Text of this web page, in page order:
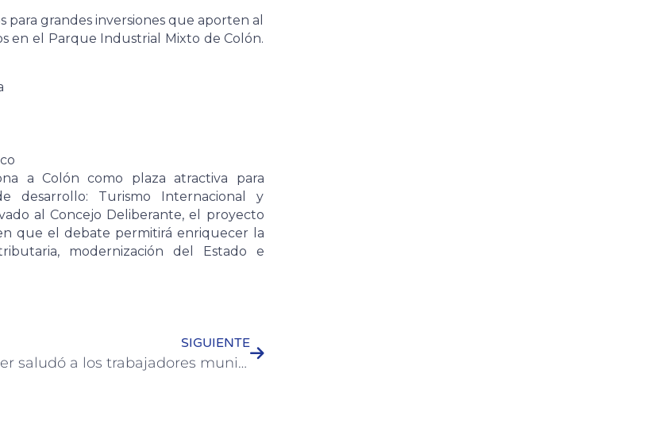
grandes inversiones que aporten al
en el Parque Industrial Mixto de Colón.
a Colón como plaza atractiva para
desarrollo: Turismo Internacional y
al Concejo Deliberante, el proyecto
que el debate permitirá enriquecer la
modernización del Estado e
SIGUIENTE
Walser saludó a los trabajadores municipales en su día y anunció un 20 por ciento de aumento